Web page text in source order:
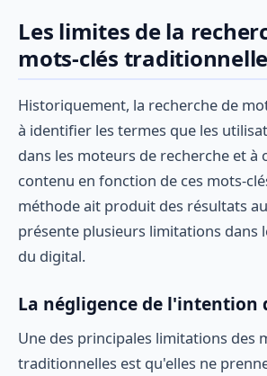
Les limites de la
mots-clés traditionnelle
Historiquement, la recherche de
à identifier les termes que les
dans les moteurs de recherche et à
contenu en fonction de ces mots-
méthode ait produit des résultats
présente plusieurs limitations dans
du digital.
La négligence de l'intention
Une des principales limitations des
traditionnelles est qu'elles ne